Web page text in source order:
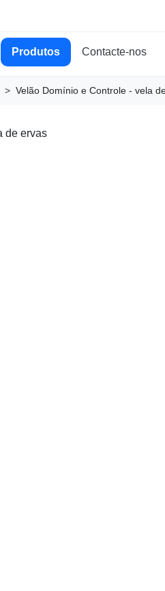
Produtos Contacte-nos
Velão Domínio e Controle - vela